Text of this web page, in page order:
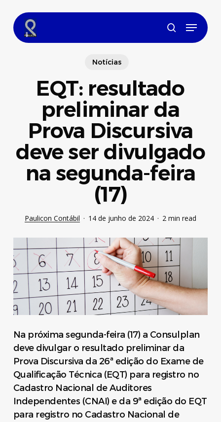
main
content
search
Menu
Notícias
EQT: resultado
preliminar da
Prova Discursiva
deve ser divulgado
na segunda-feira
(17)
Paulicon Contábil 14 de junho de 2024 2 min read
Na próxima segunda-feira (17) a Consulplan
deve divulgar o resultado preliminar da
Prova Discursiva da 26ª edição do Exame de
Qualificação Técnica (EQT) para registro no
Cadastro Nacional de Auditores
Independentes (CNAI) e da 9ª edição do EQT
para registro no Cadastro Nacional de